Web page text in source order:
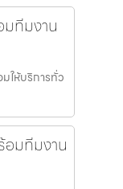
มทีมงาน
ให้บริการทั่ว
อมทีมงาน